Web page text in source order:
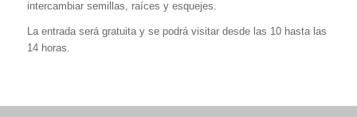
intercambiar semillas, raíces y esquejes.
La entrada será gratuita y se podrá visitar desde las 10 hasta las
14 horas.